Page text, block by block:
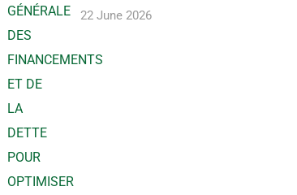
22 June 2026